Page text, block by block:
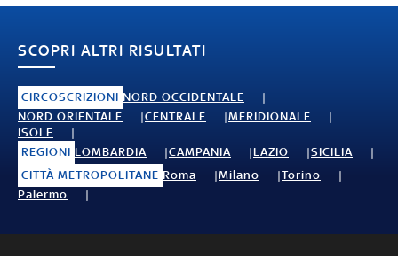
SCOPRI ALTRI RISULTATI
CIRCOSCRIZIONI NORD OCCIDENTALE
NORD ORIENTALE
CENTRALE
MERIDIONALE
ISOLE
REGIONI LOMBARDIA CAMPANIA LAZIO
SICILIA
CITTÀ METROPOLITANE Roma Milano
Torino
Palermo